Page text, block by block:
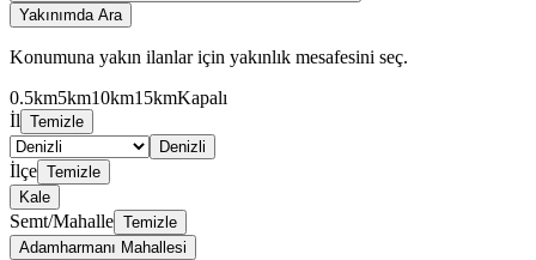
Yakınımda Ara
Konumuna yakın ilanlar için yakınlık mesafesini seç.
0.5km5km10km15kmKapalı
İl Temizle
Denizli
İlçe Temizle
Kale
Semt/Mahalle Temizle
Adamharmanı Mahallesi